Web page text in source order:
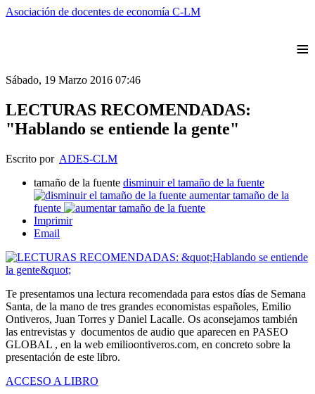
Asociación de docentes de economía C-LM
≡
Sábado, 19 Marzo 2016 07:46
LECTURAS RECOMENDADAS:
"Hablando se entiende la gente"
Escrito por ADES-CLM
tamaño de la fuente disminuir el tamaño de la fuente
aumentar tamaño de la
fuente
Imprimir
Email
Te presentamos una lectura recomendada para estos días de Semana
Santa, de la mano de tres grandes economistas españoles, Emilio
Ontiveros, Juan Torres y Daniel Lacalle. Os aconsejamos también
las entrevistas y documentos de audio que aparecen en PASEO
GLOBAL , en la web emilioontiveros.com, en concreto sobre la
presentación de este libro.
ACCESO A LIBRO